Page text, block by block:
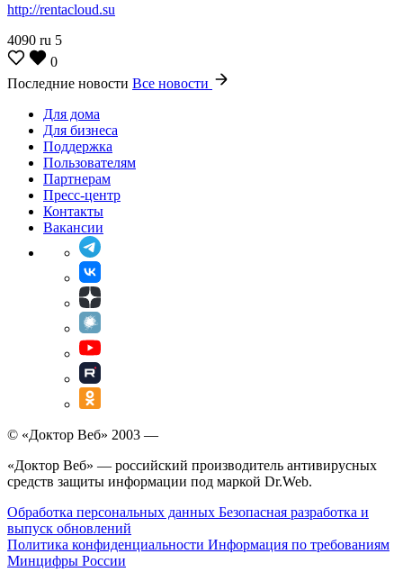
http://rentacloud.su
4090 ru 5
0
Последние новости Все новости
Для дома
Для бизнеса
Поддержка
Пользователям
Партнерам
Пресс-центр
Контакты
Вакансии
© «Доктор Веб» 2003 —
«Доктор Веб» — российский производитель антивирусных
средств защиты информации под маркой Dr.Web.
Обработка персональных данных Безопасная разработка и
выпуск обновлений
Политика конфиденциальности Информация по требованиям
Минцифры России